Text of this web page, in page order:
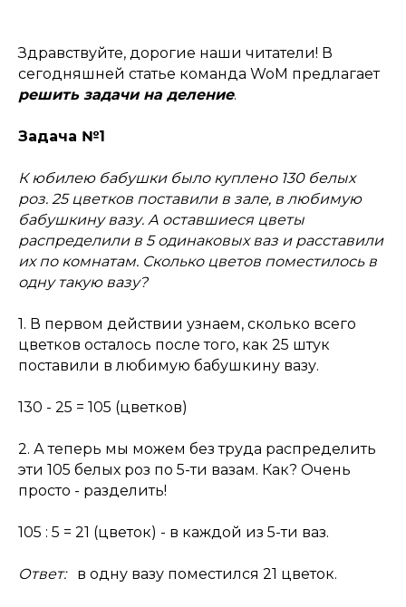
Здравствуйте, дорогие наши читатели! В
сегодняшней статье команда WoM предлагает
решить задачи на деление.
Задача №1
К юбилею бабушки было куплено 130 белых
роз. 25 цветков поставили в зале, в любимую
бабушкину вазу. А оставшиеся цветы
распределили в 5 одинаковых ваз и расставили
их по комнатам. Сколько цветов поместилось в
одну такую вазу?
1. В первом действии узнаем, сколько всего
цветков осталось после того, как 25 штук
поставили в любимую бабушкину вазу.
130 - 25 = 105 (цветков)
2. А теперь мы можем без труда распределить
эти 105 белых роз по 5-ти вазам. Как? Очень
просто - разделить!
105 : 5 = 21 (цветок) - в каждой из 5-ти ваз.
Ответ: в одну вазу поместился 21 цветок.